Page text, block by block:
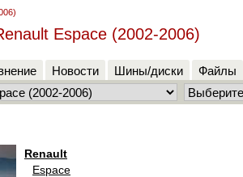
Espace (2002-2006)
Новости Шины/диски Файлы
Renault
Espace